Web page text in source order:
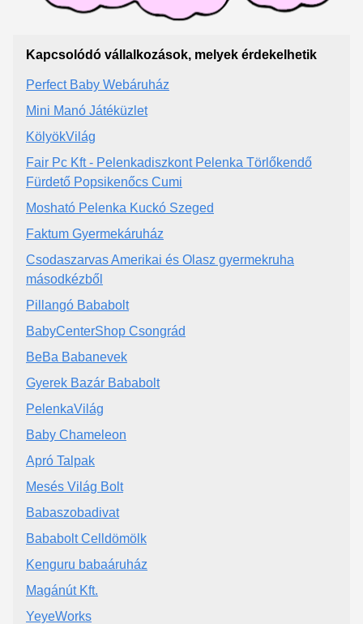
Kapcsolódó vállalkozások, melyek érdekelhetik
Perfect Baby Webáruház
Mini Manó Játéküzlet
KölyökVilág
Fair Pc Kft - Pelenkadiszkont Pelenka Törlőkendő
Fürdető Popsikenőcs Cumi
Mosható Pelenka Kuckó Szeged
Faktum Gyermekáruház
Csodaszarvas Amerikai és Olasz gyermekruha
másodkézből
Pillangó Bababolt
BabyCenterShop Csongrád
BeBa Babanevek
Gyerek Bazár Bababolt
PelenkaVilág
Baby Chameleon
Apró Talpak
Mesés Világ Bolt
Babaszobadivat
Bababolt Celldömölk
Kenguru babaáruház
Magánút Kft.
YeyeWorks